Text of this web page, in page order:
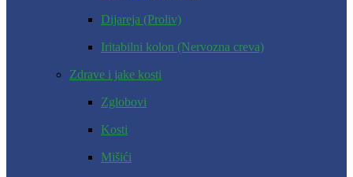
Dijareja (Proliv)
Iritabilni kolon (Nervozna creva)
Zdrave i jake kosti
Zglobovi
Kosti
Mišići